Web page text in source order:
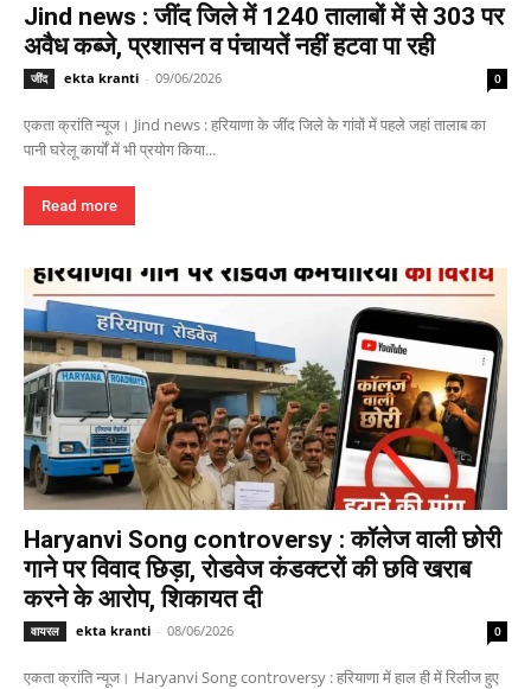
Jind news : जींद जिले में 1240 तालाबों में से 303 पर
अवैध कब्जे, प्रशासन व पंचायतें नहीं हटवा पा रही
जींद ekta kranti - 09/06/2026 0
एकता क्रांति न्यूज। Jind news : हरियाणा के जींद जिले के गांवों में पहले जहां तालाब का
पानी घरेलू कार्यों में भी प्रयोग किया...
Read more
Haryanvi Song controversy : कॉलेज वाली छोरी
गाने पर विवाद छिड़ा, रोडवेज कंडक्टरों की छवि खराब
करने के आरोप, शिकायत दी
वायरल ekta kranti - 08/06/2026 0
एकता क्रांति न्यूज। Haryanvi Song controversy : हरियाणा में हाल ही में रिलीज हुए